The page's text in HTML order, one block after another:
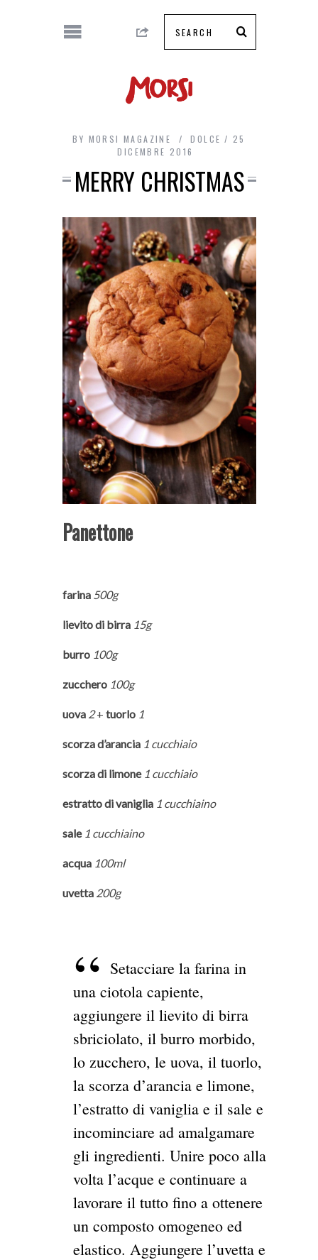
BY MORSI MAGAZINE DOLCE
25
DICEMBRE 2016
MERRY CHRISTMAS
Panettone
farina 500g
lievito di birra 15g
burro 100g
zucchero 100g
uova 2+ tuorlo 1
scorza d’arancia 1 cucchiaio
scorza di limone 1 cucchiaio
estratto di vaniglia 1 cucchiaino
sale 1 cucchiaino
acqua 100ml
uvetta 200g
Setacciare la farina in
una ciotola capiente,
aggiungere il lievito di birra
sbriciolato, il burro morbido,
lo zucchero, le uova, il tuorlo,
la scorza d’arancia e limone,
l’estratto di vaniglia e il sale e
incominciare ad amalgamare
gli ingredienti. Unire poco alla
volta l’acque e continuare a
lavorare il tutto fino a ottenere
un composto omogeneo ed
elastico. Aggiungere l’uvetta e